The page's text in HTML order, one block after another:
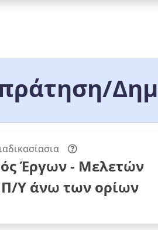
Έργων - Μελετών
Υ άνω των ορίων